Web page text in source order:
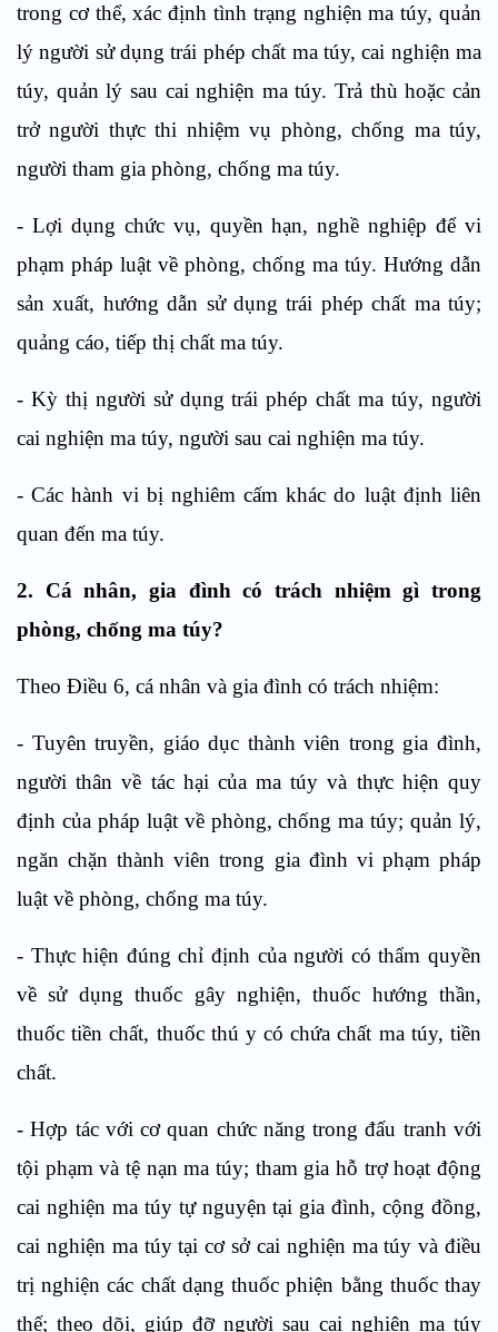
trong cơ thể, xác định tình trạng nghiện ma túy, quản
lý người sử dụng trái phép chất ma túy, cai nghiện ma
túy, quản lý sau cai nghiện ma túy. Trả thù hoặc cản
trở người thực thi nhiệm vụ phòng, chống ma túy,
người tham gia phòng, chống ma túy.
- Lợi dụng chức vụ, quyền hạn, nghề nghiệp để vi
phạm pháp luật về phòng, chống ma túy. Hướng dẫn
sản xuất, hướng dẫn sử dụng trái phép chất ma túy;
quảng cáo, tiếp thị chất ma túy.
- Kỳ thị người sử dụngtrái phép chất ma túy, người
cai nghiện ma túy, người sau cai nghiện ma túy.
- Các hành vi bị nghiêm cấm khác do luật định liên
quan đến ma túy.
2. Cá nhân, gia đình có trách nhiệm gì trong
phòng, chống ma túy?
Theo Điều 6, cá nhân và gia đình có trách nhiệm:
- Tuyên truyền, giáo dục thành viên trong gia đình,
người thân về tác hại của ma túy và thực hiện quy
định của pháp luật về phòng, chống ma túy; quản lý,
ngăn chặn thành viên trong gia đình vi phạm pháp
luật về phòng, chống ma túy.
- Thực hiện đúng chỉ định của người có thẩm quyền
về sử dụng thuốc gây nghiện, thuốc hướng thần,
thuốc tiền chất, thuốc thú y có chứa chất ma túy, tiền
chất.
- Hợp tác với cơ quan chức năng trong đấu tranh với
tội phạm và tệ nạn ma túy; tham gia hỗ trợ hoạt động
cai nghiện ma túy tự nguyện tại gia đình, cộng đồng,
cai nghiện ma túy tại cơ sở cai nghiện ma túy và điều
trị nghiện các chất dạng thuốc phiện bằng thuốc thay
thế; theo dõi, giúp đỡ người sau cai nghiện ma túy